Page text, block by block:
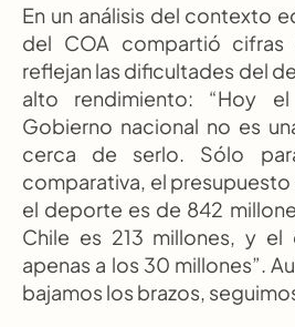
En un análisis del contexto
del COA compartió cifras
reflejan las dificultades del
alto rendimiento: “Hoy
Gobierno nacional no es
cerca de serlo. Sólo
comparativa, el presupuesto
el deporte es de 842
Chile es 213 millones, y el
apenas a los 30 millones”.
bajamos los brazos,